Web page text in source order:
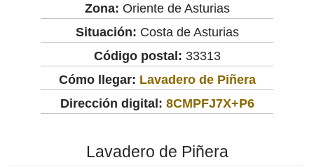
Zona: Oriente de Asturias
Situación: Costa de Asturias
Código postal: 33313
Cómo llegar: Lavadero de Piñera
Dirección digital: 8CMPFJ7X+P6
Lavadero de Piñera